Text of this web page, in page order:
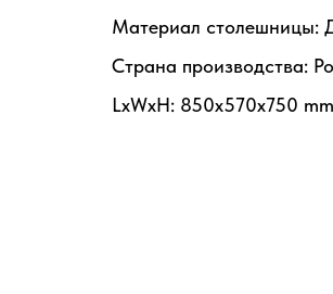
Материал столешницы:
Страна производства:
LxWxH: 850x570x750 mm